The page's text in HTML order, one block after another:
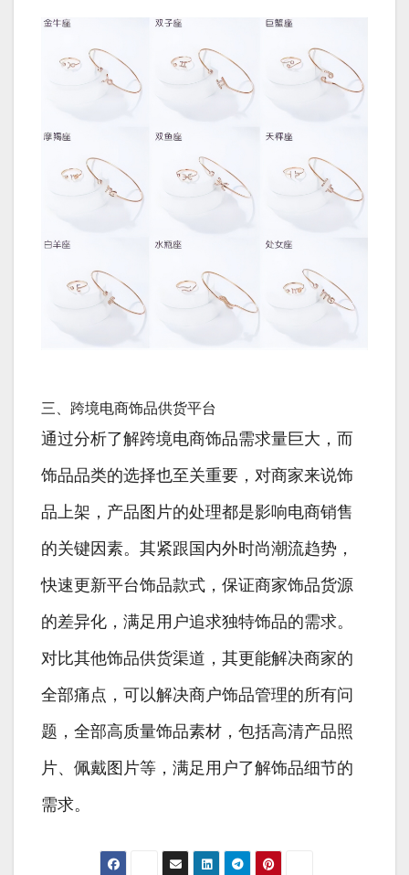
三、跨境电商饰品供货平台
通过分析了解跨境电商饰品需求量巨大，而
饰品品类的选择也至关重要，对商家来说饰
品上架，产品图片的处理都是影响电商销售
的关键因素。其紧跟国内外时尚潮流趋势，
快速更新平台饰品款式，保证商家饰品货源
的差异化，满足用户追求独特饰品的需求。
对比其他饰品供货渠道，其更能解决商家的
全部痛点，可以解决商户饰品管理的所有问
题，全部高质量饰品素材，包括高清产品照
片、佩戴图片等，满足用户了解饰品细节的
需求。